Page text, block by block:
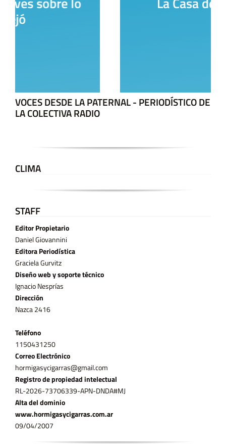
VOCES DESDE LA PATERNAL - PERIODÍSTICO DE
LA COLECTIVA RADIO
CLIMA
STAFF
Editor Propietario
Daniel Giovannini
Editora Periodística
Graciela Gurvitz
Diseño web y soporte técnico
Ignacio Nesprías
Dirección
Nazca 2416
Teléfono
11­50431250
Correo Electrónico
hormigasycigarras@gmail.com
Registro de propiedad intelectual
RL-2026-73706339-APN-DNDA#MJ
Alta del dominio
www.hormigasycigarras.com.ar
09/04/2007